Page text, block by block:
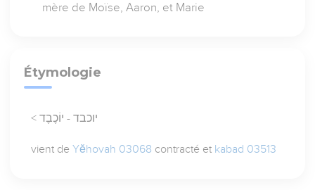
mère de Moïse, Aaron, et Marie
Étymologie
< יוכבד - יוֹכֶבֶד
vient deYĕhovah 03068 contracté et kabad 03513